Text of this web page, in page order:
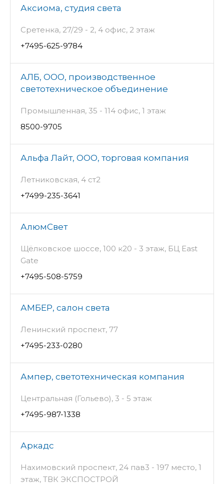
Аксиома, студия света
Сретенка, 27/29 - 2, 4 офис, 2 этаж
+7495-625-9784
АЛБ, ООО, производственное
светотехническое объединение
Промышленная, 35 - 114 офис, 1 этаж
8500-9705
Альфа Лайт, ООО, торговая компания
Летниковская, 4 ст2
+7499-235-3641
АлюмСвет
Щёлковское шоссе, 100 к20 - 3 этаж, БЦ East
Gate
+7495-508-5759
АМБЕР, салон света
Ленинский проспект, 77
+7495-233-0280
Ампер, светотехническая компания
Центральная (Гольево), 3 - 5 этаж
+7495-987-1338
Аркадс
Нахимовский проспект, 24 пав3 - 197 место, 1
этаж, ТВК ЭКСПОСТРОЙ